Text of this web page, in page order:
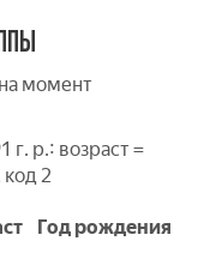
момент
г. р.: возраст =
код 2
Год рождения